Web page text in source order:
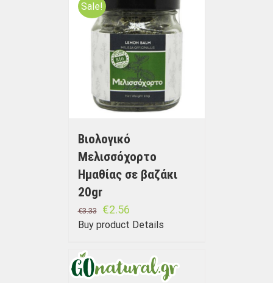
Sale!
Βιολογικό
Μελισσόχορτο
Ημαθίας σε βαζάκι
20gr
€3.33 €2.56
Buy product Details